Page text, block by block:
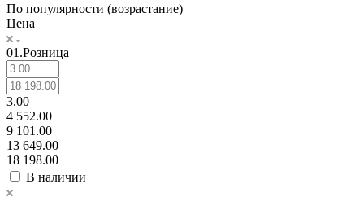
По популярности (возрастание)
Цена
01.Розница
3.00
4 552.00
9 101.00
13 649.00
18 198.00
В наличии